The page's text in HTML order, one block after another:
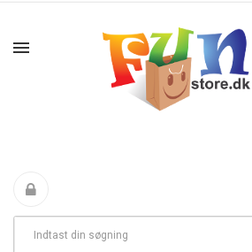
Fri Fragt fra 199 i